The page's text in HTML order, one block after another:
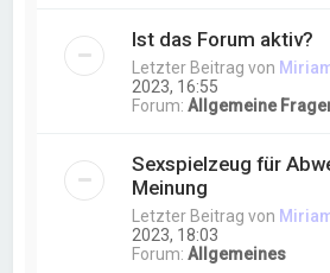
Ist das Forum aktiv?
Letzter Beitrag von
2023, 16:55
Forum:Allgemeine
Sexspielzeug für
Meinung
Letzter Beitrag von
2023, 18:03
Forum:Allgemeines